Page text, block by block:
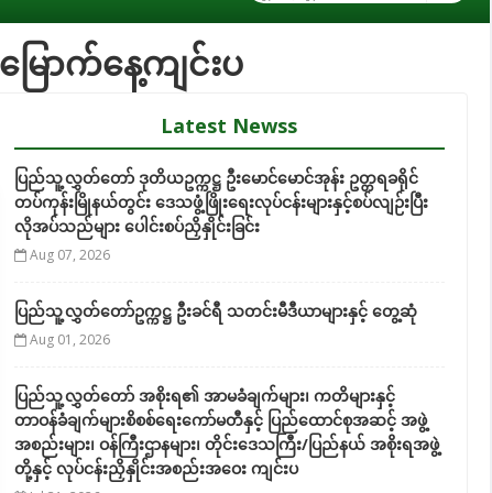
ာက်နေ့ကျင်းပ
Latest Newss
ပြည်သူ့လွှတ်တော် ဒုတိယဥက္ကဋ္ဌ ဦးမောင်မောင်အုန်း ဥတ္တရခရိုင်
တပ်ကုန်းမြိုနယ်တွင်း ဒေသဖွံ့ဖြိုးရေးလုပ်ငန်းများနှင့်စပ်လျဉ်းပြီး
လိုအပ်သည်များ ပေါင်းစပ်ညှိနှိုင်းခြင်း
Aug 07, 2026
ပြည်သူ့လွှတ်တော်ဥက္ကဋ္ဌ ဦးခင်ရီ သတင်းမီဒီယာများနှင့် တွေ့ဆုံ
Aug 01, 2026
ပြည်သူ့လွှတ်တော် အစိုးရ၏ အာမခံချက်များ၊ ကတိများနှင့်
တာဝန်ခံချက်များစိစစ်ရေးကော်မတီနှင့် ပြည်ထောင်စုအဆင့် အဖွဲ့
အစည်းများ၊ ဝန်ကြီးဌာနများ၊ တိုင်းဒေသကြီး/ပြည်နယ် အစိုးရအဖွဲ့
တို့နှင့် လုပ်ငန်းညှိနှိုင်းအစည်းအဝေး ကျင်းပ